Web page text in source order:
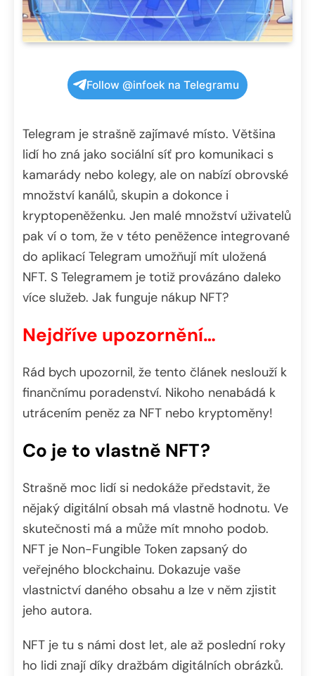
Follow @infoek na Telegramu
Telegram je strašně zajímavé místo. Většina
lidí ho zná jako sociální síť pro komunikaci s
kamarády nebo kolegy, ale on nabízí obrovské
množství kanálů, skupin a dokonce i
kryptopeněženku. Jen malé množství uživatelů
pak ví o tom, že v této peněžence integrované
do aplikací Telegram umožňují mít uložená
NFT. S Telegramem je totiž provázáno daleko
více služeb. Jak funguje nákup NFT?
Nejdříve upozornění…
Rád bych upozornil, že tento článek neslouží k
finančnímu poradenství. Nikoho nenabádá k
utrácením peněz za NFT nebo kryptoměny!
Co je to vlastně NFT?
Strašně moc lidí si nedokáže představit, že
nějaký digitální obsah má vlastně hodnotu. Ve
skutečnosti má a může mít mnoho podob.
NFT je Non-Fungible Token zapsaný do
veřejného blockchainu. Dokazuje vaše
vlastnictví daného obsahu a lze v něm zjistit
jeho autora.
NFT je tu s námi dost let, ale až poslední roky
ho lidi znají díky dražbám digitálních obrázků.